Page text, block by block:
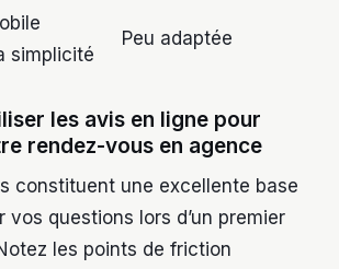
simplicité
Peu adaptée
les avis en ligne pour
rendez-vous en agence
constituent une excellente base
vos questions lors d’un premier
les points de friction